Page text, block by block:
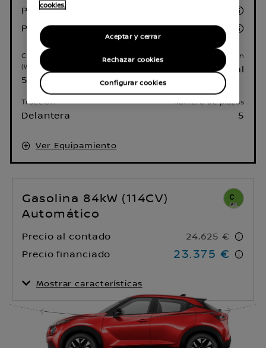
Precio al contado
Precio financiado
21.475 €
Consumo - Combinado
(WLTP)
5,8 l / 100 km
Tipo de transmisión
Manual
Tracción
Delantera
Número de plazas
5
Ver Equipamiento
Gasolina 84kW (114CV)
Automático
Precio al contado
24.625 €
Precio financiado
23.375 €
Mostrar características
(WLTP)
6,0 l / 100 km
Tipo de transmisión
Automático
Tracción Número de plazas
cookies.
Rechazar cookies
Aceptar y cerrar
Configurar cookies